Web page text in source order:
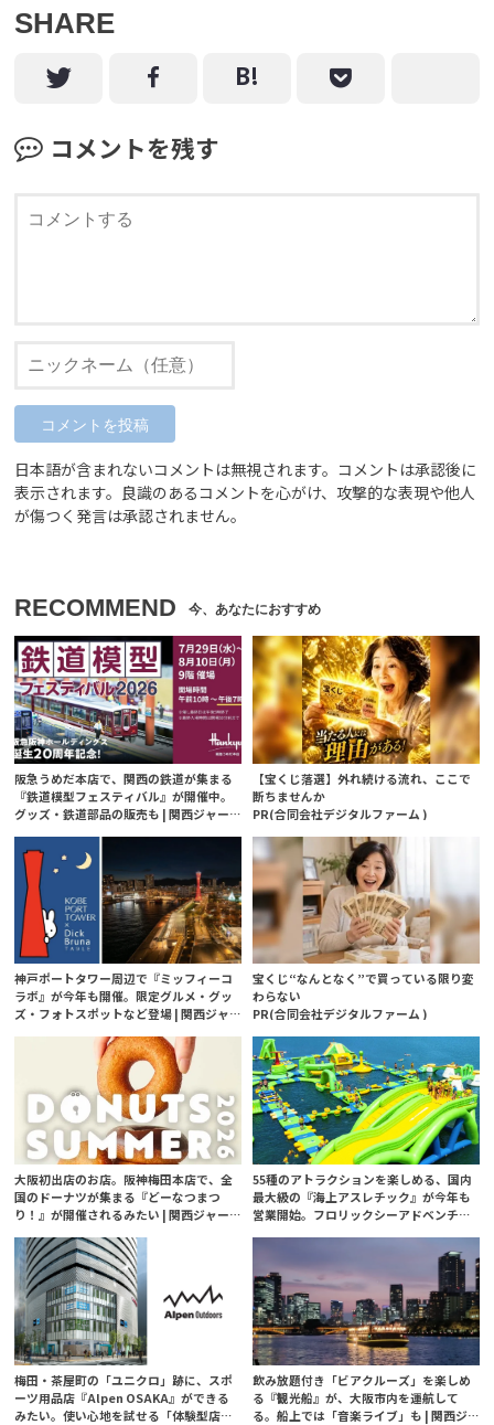
SHARE
コメントを残す
日本語が含まれないコメントは無視されます。コメントは承認後に
表示されます。良識のあるコメントを心がけ、攻撃的な表現や他人
が傷つく発言は承認されません。
RECOMMEND
阪急うめだ本店で、関西の鉄道が集まる
『鉄道模型フェスティバル』が開催中。
グッズ・鉄道部品の販売も | 関西ジャー
【宝くじ落選】外れ続ける流れ、ここで
断ちませんか
PR(合同会社デジタルファーム )
神戸ポートタワー周辺で『ミッフィーコ
ラボ』が今年も開催。限定グルメ・グッ
ズ・フォトスポットなど登場 | 関西ジャ
宝くじ“なんとなく”で買っている限り変
わらない
PR(合同会社デジタルファーム )
大阪初出店のお店。阪神梅田本店で、全
国のドーナツが集まる『どーなつまつ
り！』が開催されるみたい | 関西ジャー
55種のアトラクションを楽しめる、国内
最大級の『海上アスレチック』が今年も
営業開始。フロリックシーアドベンチャ
梅田・茶屋町の「ユニクロ」跡に、スポ
ーツ用品店『Alpen OSAKA』ができる
みたい。使い心地を試せる「体験型店
飲み放題付き「ビアクルーズ」を楽しめ
る『観光船』が、大阪市内を運航して
る。船上では「音楽ライブ」も | 関西ジ